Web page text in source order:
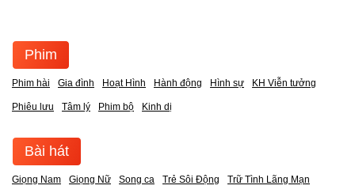
Phim
Phim hài Gia đình Hoạt Hình Hành động Hình sự KH Viễn tưởng
Phiêu lưu Tâm lý Phim bộ Kinh dị
Bài hát
Giọng Nam Giọng Nữ Song ca Trẻ Sôi Động Trữ Tình Lãng Mạn